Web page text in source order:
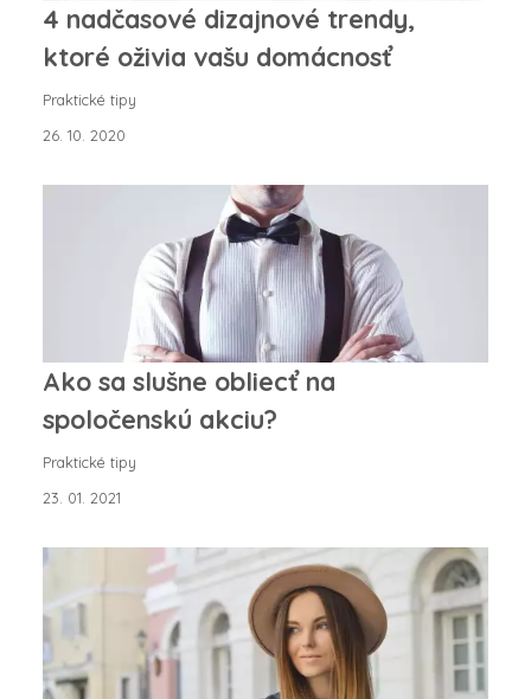
4 nadčasové dizajnové trendy,
ktoré oživia vašu domácnosť
Praktické tipy
26. 10. 2020
Ako sa slušne obliecť na
spoločenskú akciu?
Praktické tipy
23. 01. 2021